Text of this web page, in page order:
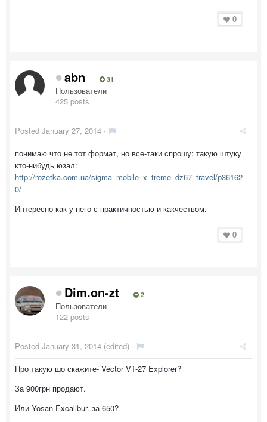
0
abn 31
Пользователи
425 posts
Posted January 27, 2014 ·
понимаю что не тот формат, но все-таки спрошу: такую штуку
кто-нибудь юзал:
http://rozetka.com.ua/sigma_mobile_x_treme_dz67_travel/p36162
0/
Интересно как у него с практичностью и какчеством.
0
Dim.on-zt 2
Пользователи
122 posts
Posted January 31, 2014 (edited) ·
Про такую шо скажите- Vector VT-27 Explorer?
За 900грн продают.
Или Yosan Excalibur. за 650?